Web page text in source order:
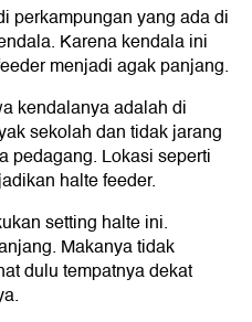
perkampungan yang ada di
Karena kendala ini
menjadi agak panjang.
kendalanya adalah di
sekolah dan tidak jarang
pedagang. Lokasi seperti
halte feeder.
setting halte ini.
Makanya tidak
dulu tempatnya dekat